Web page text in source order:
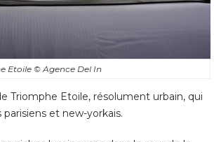
Etoile © Agence Del In
Triomphe Etoile, résolument urbain, qui
et new-yorkais.